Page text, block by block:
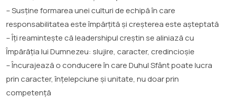
– Susține formarea unei culturi de echipă în care
responsabilitatea este împărțită și creșterea este așteptată
– Îți reamintește că leadershipul creștin se aliniază cu
Împărăția lui Dumnezeu: slujire, caracter, credincioșie
– Încurajează o conducere în care Duhul Sfânt poate lucra
prin caracter, înțelepciune și unitate, nu doar prin
competență